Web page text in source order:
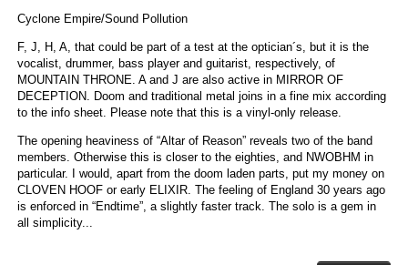
Cyclone Empire/Sound Pollution
F, J, H, A, that could be part of a test at the optician´s, but it is the
vocalist, drummer, bass player and guitarist, respectively, of
MOUNTAIN THRONE. A and J are also active in MIRROR OF
DECEPTION. Doom and traditional metal joins in a fine mix according
to the info sheet. Please note that this is a vinyl-only release.
The opening heaviness of “Altar of Reason” reveals two of the band
members. Otherwise this is closer to the eighties, and NWOBHM in
particular. I would, apart from the doom laden parts, put my money on
CLOVEN HOOF or early ELIXIR. The feeling of England 30 years ago
is enforced in “Endtime”, a slightly faster track. The solo is a gem in
all simplicity...